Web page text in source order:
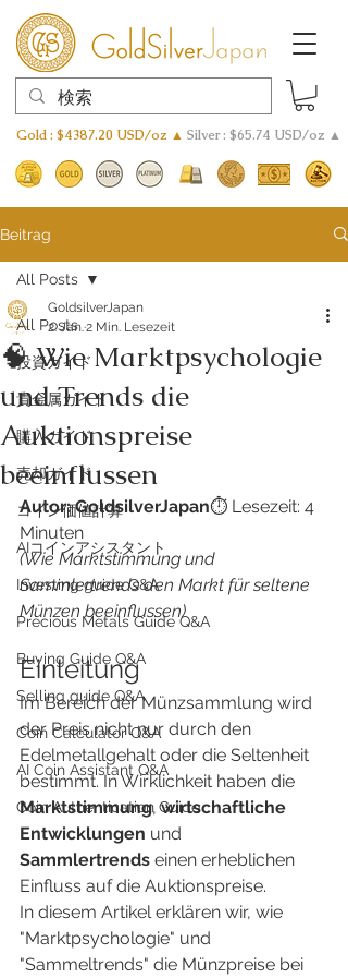
Gold : $4387.20 USD/oz ▲ Silver : $65.74 USD/oz ▲
Beitrag
All Posts
投資ガイド
貴金属ガイド
購入ガイド
売却ガイド
​コイン価値計算
AIコインアシスタント
Investing guide Q&A
Precious Metals Guide Q&A
Buying Guide Q&A
Selling guide Q&A
Coin Calculator Q&A
AI Coin Assistant Q&A
Coin Authentication Guide
All Posts
🧠 Wie Marktpsychologie
und Trends die
Auktionspreise
beeinflussen
GoldsilverJapan
2. Jan. 2 Min. Lesezeit
Autor: GoldsilverJapan⏱️ Lesezeit: 4
Minuten
(Wie Marktstimmung und
Sammlertrends den Markt für seltene
Münzen beeinflussen)
Einleitung
Im Bereich der Münzsammlung wird
der Preis nicht nur durch den
Edelmetallgehalt oder die Seltenheit
bestimmt. In Wirklichkeit haben die
Marktstimmung, wirtschaftliche
Entwicklungen und
Sammlertrends einen erheblichen
Einfluss auf die Auktionspreise.
In diesem Artikel erklären wir, wie
"Marktpsychologie" und
"Sammeltrends" die Münzpreise bei